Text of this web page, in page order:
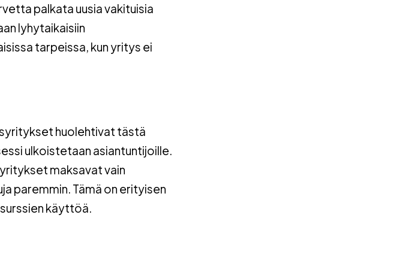
palkata uusia vakituisia
lyhytaikaisiin
tarpeissa, kun yritys ei
huolehtivat tästä
ulkoistetaan asiantuntijoille.
yritykset maksavat vain
paremmin. Tämä on erityisen
käyttöä.